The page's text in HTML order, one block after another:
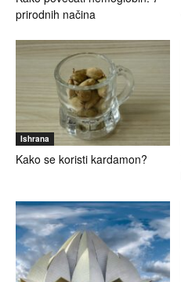
prirodnih načina
Ishrana
Kako se koristi kardamon?